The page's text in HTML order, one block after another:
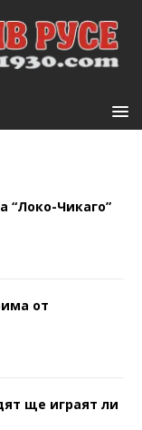
“Локо-Чикаго”
от
ще играят ли